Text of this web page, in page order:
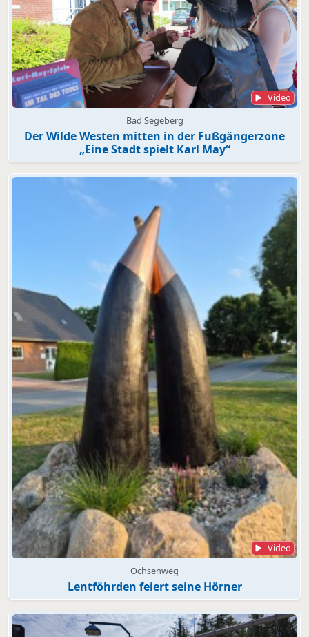
Video
Bad Segeberg
Der Wilde Westen mitten in der Fußgängerzone
„Eine Stadt spielt Karl May“
Video
Ochsenweg
Lentföhrden feiert seine Hörner